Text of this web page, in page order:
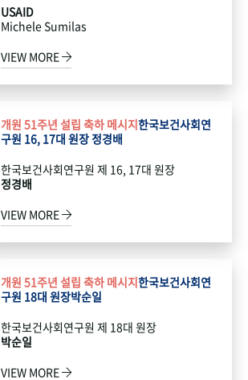
USAID
Michele Sumilas
VIEW MORE
개원 51주년 설립 축하 메시지한국보건사회연
구원 16, 17대 원장 정경배
한국보건사회연구원 제 16, 17대 원장
정경배
VIEW MORE
개원 51주년 설립 축하 메시지한국보건사회연
구원 18대 원장박순일
한국보건사회연구원 제 18대 원장
박순일
VIEW MORE